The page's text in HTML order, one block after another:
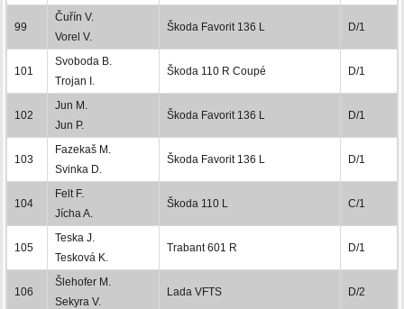
99
Čuřín V.
Vorel V.
Škoda Favorit 136 L D/1
101
Svoboda B.
Trojan I.
Škoda 110 R Coupé D/1
102
Jun M.
Jun P.
Škoda Favorit 136 L D/1
103
Fazekaš M.
Svinka D.
Škoda Favorit 136 L D/1
104
Felt F.
Jícha A.
Škoda 110 L C/1
105
Teska J.
Tesková K.
Trabant 601 R D/1
106
Šlehofer M.
Sekyra V.
Lada VFTS D/2